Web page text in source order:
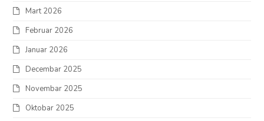
Mart 2026
Februar 2026
Januar 2026
Decembar 2025
Novembar 2025
Oktobar 2025